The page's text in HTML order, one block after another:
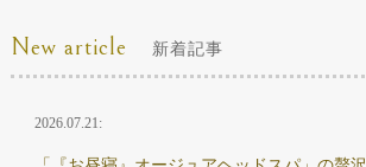
New article 新着記事
2026.07.21: